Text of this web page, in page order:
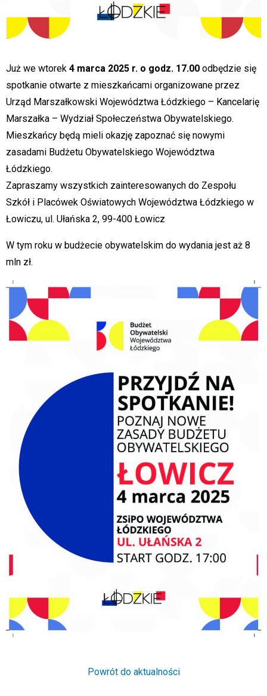
Już we wtorek 4 marca 2025 r. o godz. 17.00 odbędzie się
spotkanie otwarte z mieszkańcami organizowane przez
Urząd Marszałkowski Województwa Łódzkiego – Kancelarię
Marszałka – Wydział Społeczeństwa Obywatelskiego.
Mieszkańcy będą mieli okazję zapoznać się nowymi
zasadami Budżetu Obywatelskiego Województwa
Łódzkiego.
Zapraszamy wszystkich zainteresowanych do Zespołu
Szkół i Placówek Oświatowych Województwa Łódzkiego w
Łowiczu, ul. Ułańska 2, 99-400 Łowicz
W tym roku w budżecie obywatelskim do wydania jest aż 8
mln zł.
Powrót do aktualności